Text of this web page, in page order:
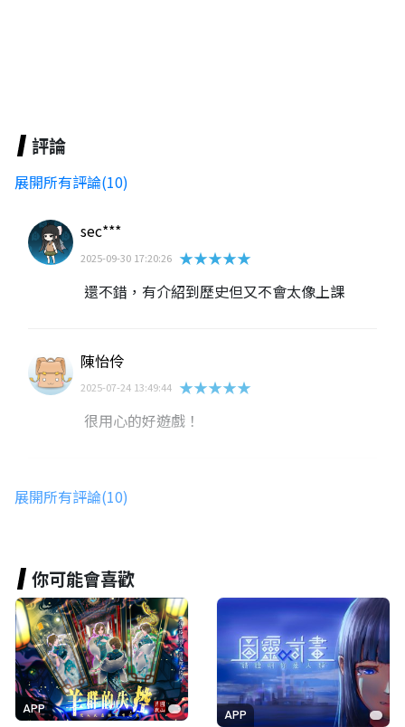
評論
展開所有評論(10)
sec***
2025-09-30 17:20:26 ★★★★★
還不錯，有介紹到歷史但又不會太像上課
陳怡伶
2025-07-24 13:49:44 ★★★★★
很用心的好遊戲！
goose
感
YU
2025-07-20 16:03:43 ★★★★★
劇情緊扣，解謎方式多元超級好玩
展開所有評論(10)
你可能會喜歡
APP
APP